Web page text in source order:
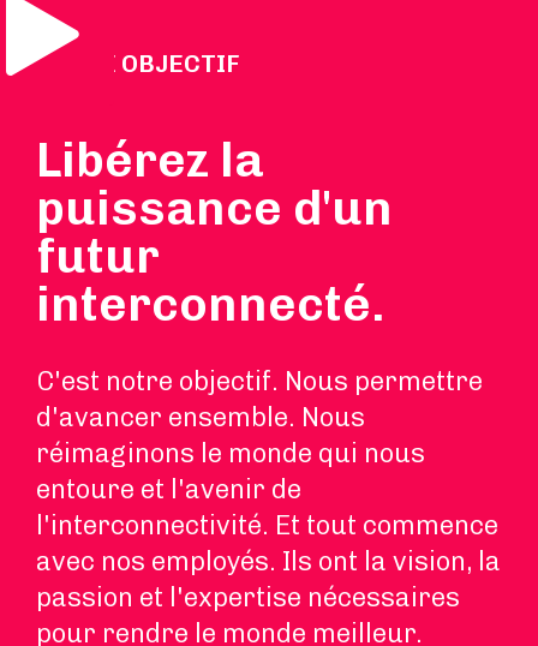
NOTRE OBJECTIF
Libérez la
puissance d'un
futur
interconnecté.
C'est notre objectif. Nous permettre
d'avancer ensemble. Nous
réimaginons le monde qui nous
entoure et l'avenir de
l'interconnectivité. Et tout commence
avec nos employés. Ils ont la vision, la
passion et l'expertise nécessaires
pour rendre le monde meilleur.